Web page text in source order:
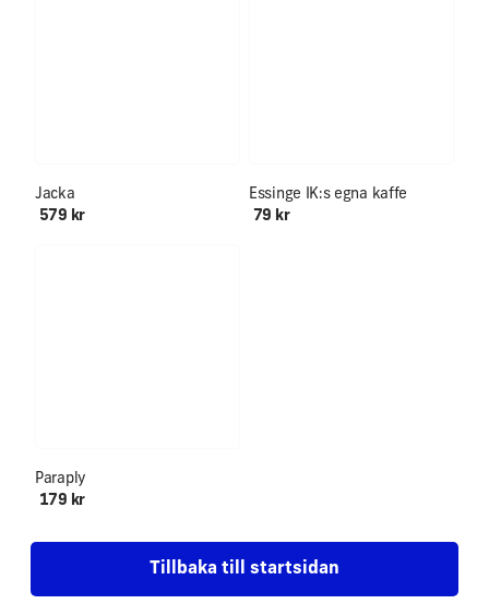
Jacka
579 kr
Essinge IK:s egna kaffe
79 kr
Paraply
179 kr
Tillbaka till startsidan